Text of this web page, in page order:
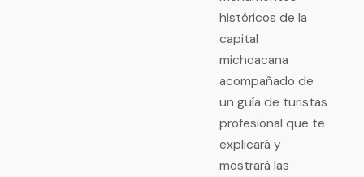
históricos de la
capital
michoacana
acompañado de
un guía de turistas
profesional que te
explicará y
mostrará las